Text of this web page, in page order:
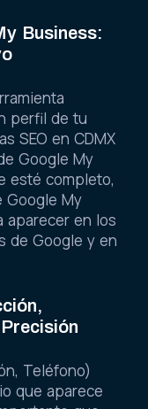
Business:
perfil de tu
SEO en CDMX
Google My
esté completo,
Google My
aparecer en los
de Google y en
Teléfono)
que aparece